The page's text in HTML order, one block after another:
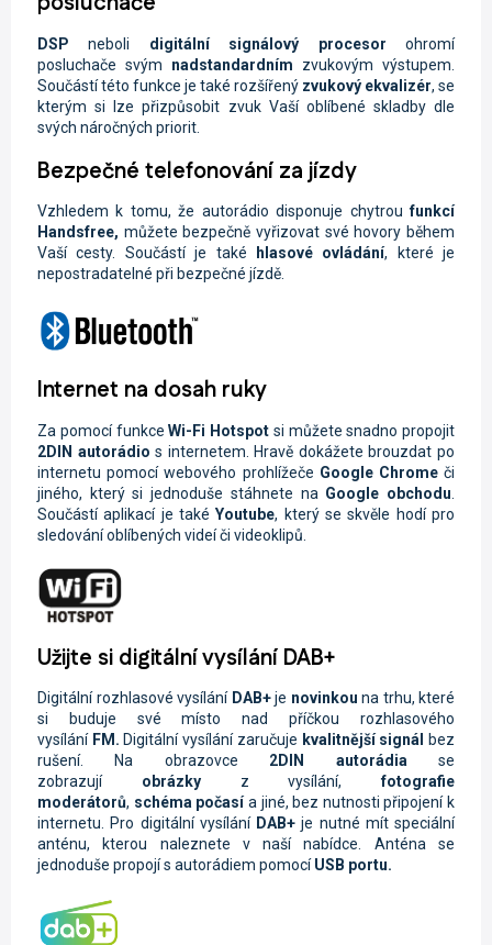
DSP neboli digitální signálový procesorohromí
posluchače svým nadstandardním zvukovým výstupem.
Součástí této funkce je také rozšířený zvukový ekvalizér, se
kterým si lze přizpůsobit zvuk Vaší oblíbené skladby dle
svých náročných priorit.
Bezpečné telefonování za jízdy
Vzhledem k tomu, že autorádio disponuje chytroufunkcí
Handsfree, můžete bezpečně vyřizovat své hovory během
Vaší cesty. Součástí je také
hlasové ovládání, které je
nepostradatelné při bezpečné jízdě.
Internet na dosah ruky
Za pomocí funkceWi-Fi Hotspot si můžete snadno propojit
2DIN autorádio s internetem. Hravě dokážete brouzdat po
internetu pomocí webového prohlížeče Google Chromeči
jiného, který si jednoduše stáhnete na Google obchodu
Součástí aplikací je takéYoutube, který se skvěle hodí pro
sledování oblíbených videí či videoklipů.
Užijte si digitální vysílání DAB+
Digitální rozhlasové vysílání DAB+je novinkou na trhu, které
si buduje své místo nad příčkou rozhlasového
vysílání FM. Digitální vysílání zaručuje kvalitnější signál
bez
rušení. Na obrazovce 2DIN autorádiase
zobrazují obrázkyz vysílání,fotografie
moderátorů, schéma počasía jiné, bez nutnosti připojení k
internetu. Pro digitální vysílání DAB+ je nutné mít speciální
anténu, kterou naleznete v naší nabídce. Anténa se
jednoduše propojí s autorádiem pomocíUSB portu.